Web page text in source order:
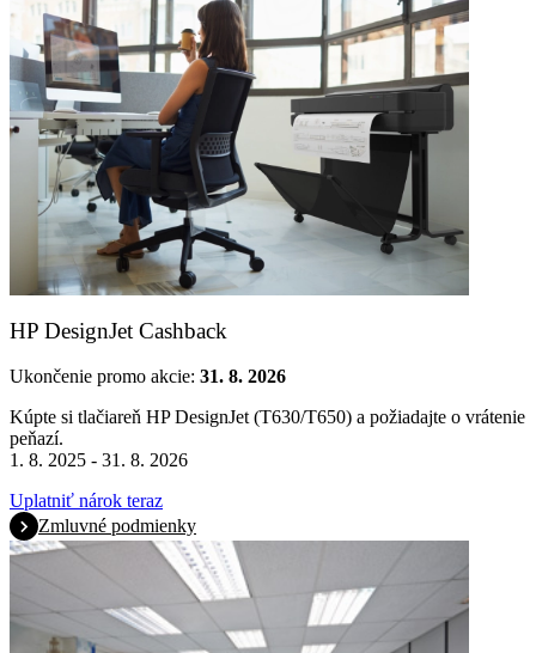
HP DesignJet Cashback
Ukončenie promo akcie: 31. 8. 2026
Kúpte si tlačiareň HP DesignJet (T630/T650) a požiadajte o vrátenie
peňazí.
1. 8. 2025 - 31. 8. 2026
Uplatniť nárok teraz
Zmluvné podmienky